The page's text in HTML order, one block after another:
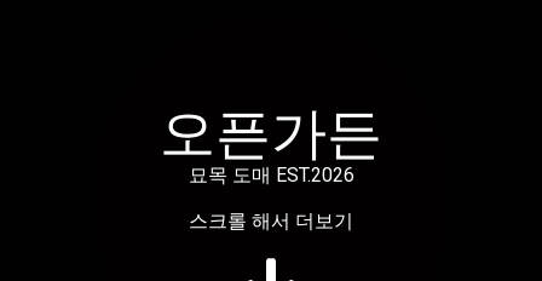
오픈가든
묘목 도매 EST.2026
스크롤 해서 더보기